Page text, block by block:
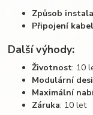
Způsob
Připojení
Další výhody:
Životnost: 10
Modulární
Maximální
Záruka: 10 let